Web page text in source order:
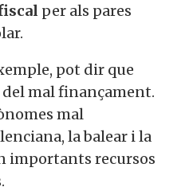
per als pares
pot dir que
del mal finançament.
mal
la balear i la
importants recursos